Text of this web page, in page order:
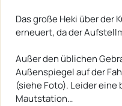
Das große Heki über der
erneuert, da der
Außer den üblichen
Außenspiegel auf der
(siehe Foto). Leider
Mautstation…